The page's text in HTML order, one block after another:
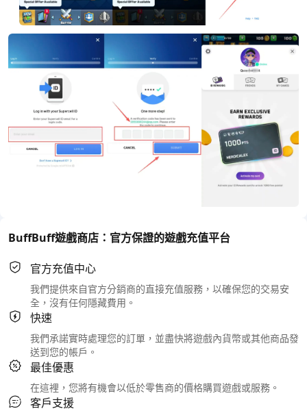
BuffBuff遊戲商店：官方保證的遊戲充值平台
官方充值中心
我們提供來自官方分銷商的直接充值服務，以確保您的交易安
全，沒有任何隱藏費用。
快速
我們承諾實時處理您的訂單，並盡快將遊戲內貨幣或其他商品發
送到您的帳戶。
最佳優惠
在這裡，您將有機會以低於零售商的價格購買遊戲或服務。
客戶支援